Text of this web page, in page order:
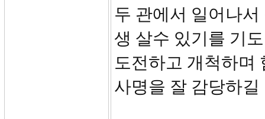
두 관에서 일어나
생 살수 있기를 기
도전하고 개척하며
사명을 잘 감당하